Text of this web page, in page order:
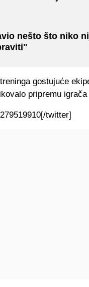
nešto što niko
gostujuće
pripremu igrača
twitter]